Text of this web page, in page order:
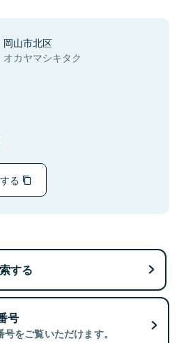
岡山市北区
オカヤマシキタク
る
する
号
をご覧いただけます。